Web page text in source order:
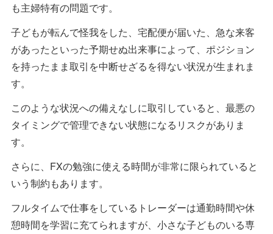
も主婦特有の問題です。
子どもが転んで怪我をした、宅配便が届いた、急な来客
があったといった予期せぬ出来事によって、ポジション
を持ったまま取引を中断せざるを得ない状況が生まれま
す。
このような状況への備えなしに取引していると、最悪の
タイミングで管理できない状態になるリスクがありま
す。
さらに、FXの勉強に使える時間が非常に限られていると
いう制約もあります。
フルタイムで仕事をしているトレーダーは通勤時間や休
憩時間を学習に充てられますが、小さな子どものいる専